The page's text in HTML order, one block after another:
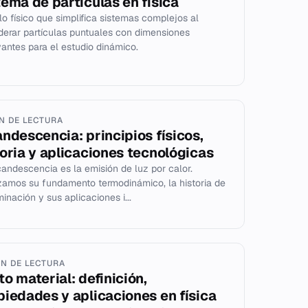
físico que simplifica sistemas complejos al
partículas puntuales con dimensiones
para el estudio dinámico.
DE LECTURA
principios físicos,
y aplicaciones tecnológicas
es la emisión de luz por calor.
su fundamento termodinámico, la historia de
y sus aplicaciones i...
DE LECTURA
material: definición,
y aplicaciones en física